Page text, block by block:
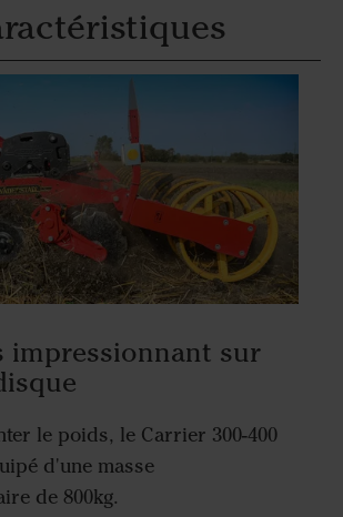
impressionnant sur
le poids, le Carrier 300-400
d'une masse
de 800kg.